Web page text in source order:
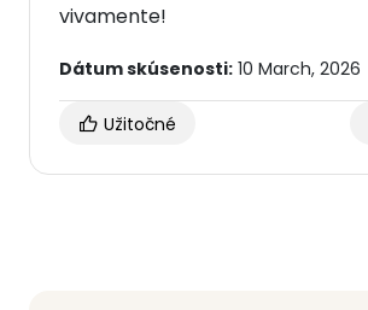
vivamente!
Dátum skúsenosti: 10 March, 2026
Užitočné